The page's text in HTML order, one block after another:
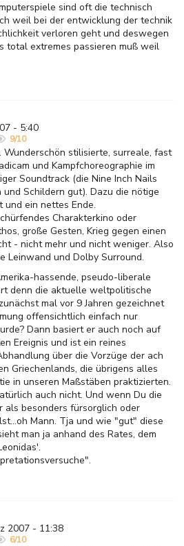
sind oft die technisch
weil bei der entwicklung der technik
verloren geht und deswegen
total extremes passieren muß weil
- 5:40
9/10
Wunderschön stilisierte, surreale, fast
und Kampfchoreographie im
Soundtrack (die Nine Inch Nails
Schildern gut). Dazu die nötige
und ein nettes Ende.
Charakterkino oder
große Gesten, Krieg gegen einen
- nicht mehr und nicht weniger. Also
Leinwand und Dolby Surround.
hassende, pseudo-liberale
denn die aktuelle weltpolitische
mal vor 9 Jahren gezeichnet
offensichtlich einfach nur
Dann basiert er auch noch auf
Ereignis und ist ein reines
über die Vorzüge der ach
Griechenlands, die übrigens alles
in unseren Maßstäben praktizierten.
auch nicht. Und wenn Du die
als besonders fürsorglich oder
Mann. Tja und wie "gut" diese
man ja anhand des Rates, dem
2007 - 11:38
6/10